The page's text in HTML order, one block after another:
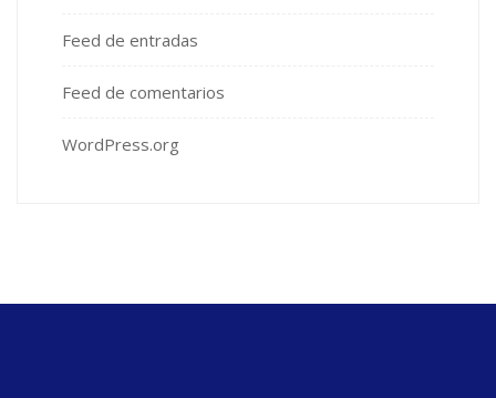
Feed de entradas
Feed de comentarios
WordPress.org